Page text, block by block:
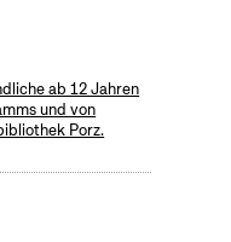
ab 12 Jahren
und von
Porz.